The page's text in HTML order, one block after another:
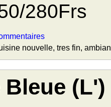
280Frs
nouvelle, tres fin,
(L')